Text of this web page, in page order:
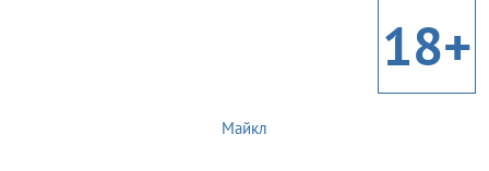
18+
Майкл